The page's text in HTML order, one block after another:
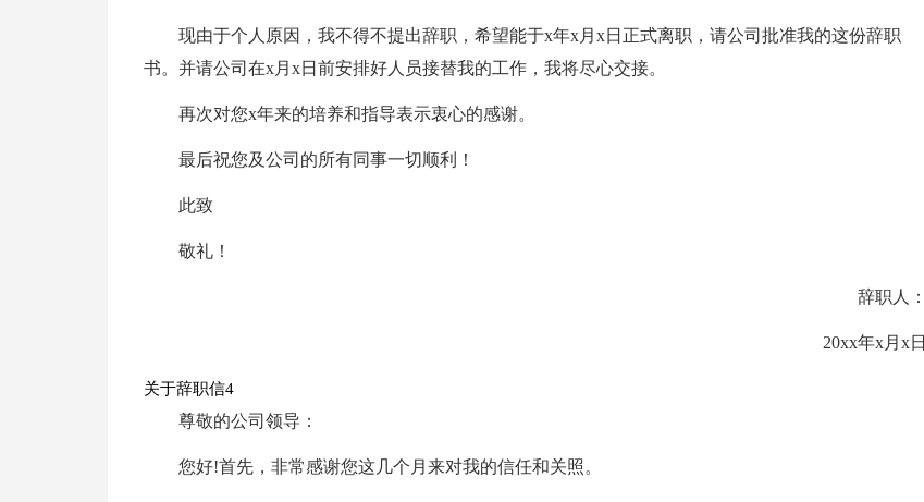
现由于个人原因，我不得不提出辞职，希望能于x年x月x日正式离职，请公司批准我的这份辞职
书。并请公司在x月x日前安排好人员接替我的工作，我将尽心交接。
再次对您x年来的培养和指导表示衷心的感谢。
最后祝您及公司的所有同事一切顺利！
此致
敬礼！
辞职人：
20xx年x月x日
关于辞职信4
尊敬的公司领导：
您好!首先，非常感谢您这几个月来对我的信任和关照。